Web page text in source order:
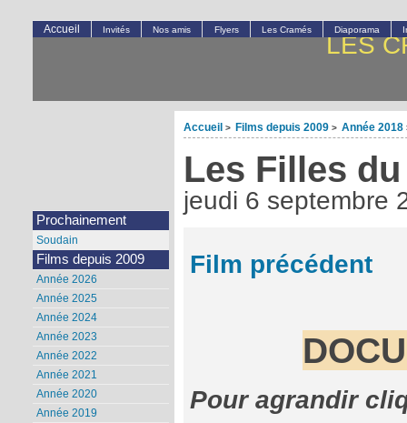
LES
Accueil > Films depuis 2009 > Année 2018
Les Filles
jeudi 6 septembre
Film précédent
Pour agrandir
Accueil Invités Nos amis Flyers Les Cramés Diaporama
Prochainement
Soudain
Films depuis 2009
Année 2026
Année 2025
Année 2024
Année 2023
Année 2022
Année 2021
Année 2020
Année 2019